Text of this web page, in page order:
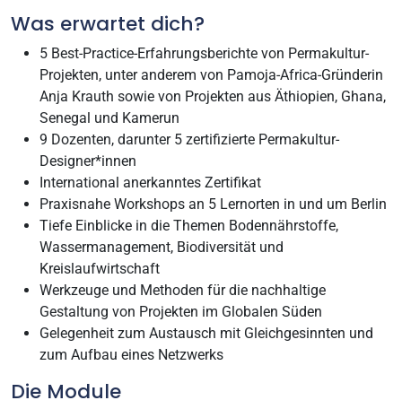
Was erwartet dich?
5 Best-Practice-Erfahrungsberichte von Permakultur-
Projekten, unter anderem von Pamoja-Africa-Gründerin
Anja Krauth sowie von Projekten aus Äthiopien, Ghana,
Senegal und Kamerun
9 Dozenten, darunter 5 zertifizierte Permakultur-
Designer*innen
International anerkanntes Zertifikat
Praxisnahe Workshops an 5 Lernorten in und um Berlin
Tiefe Einblicke in die Themen Bodennährstoffe,
Wassermanagement, Biodiversität und
Kreislaufwirtschaft
Werkzeuge und Methoden für die nachhaltige
Gestaltung von Projekten im Globalen Süden
Gelegenheit zum Austausch mit Gleichgesinnten und
zum Aufbau eines Netzwerks
Die Module